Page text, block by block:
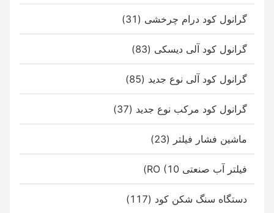
گرانول کود درام چرخشی (31)
گرانول کود آلی دیسکی (83)
گرانول کود آلی نوع جدید (85)
گرانول کود مرکب نوع جدید (37)
ماشین فشار فیلتر (23)
فیلتر آب صنعتی RO (10)
دستگاه سنگ شکن کود (117)